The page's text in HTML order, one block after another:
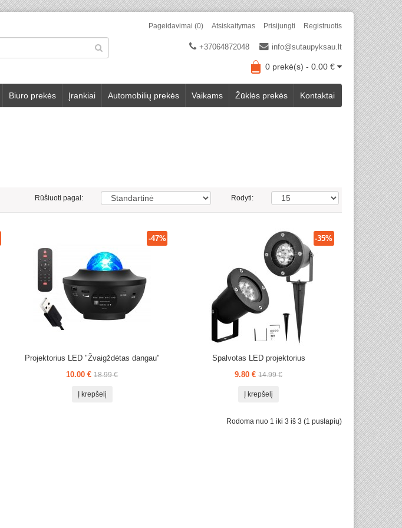
Prisijungti Registruotis
Pageidavimai (0) Atsiskaitymas
+37064872048 info@sutaupyksau.lt
0 prekė(s) - 0.00 €
Biuro prekės Įrankiai Automobilių prekės Vaikams Žūklės prekės Kontaktai
Rūšiuoti pagal: Rodyti:
Projektorius LED "Žvaigždėtas dangau"
10.00 € 18.99 €
-47%
Į krepšelį
Spalvotas LED projektorius
9.80 € 14.99 €
-35%
Į krepšelį
Rodoma nuo 1 iki 3 iš 3 (1 puslapių)